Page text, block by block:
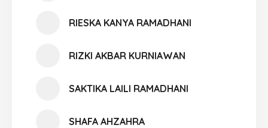
RIESKA KANYA RAMADHANI
RIZKI AKBAR KURNIAWAN
SAKTIKA LAILI RAMADHANI
SHAFA AHZAHRA